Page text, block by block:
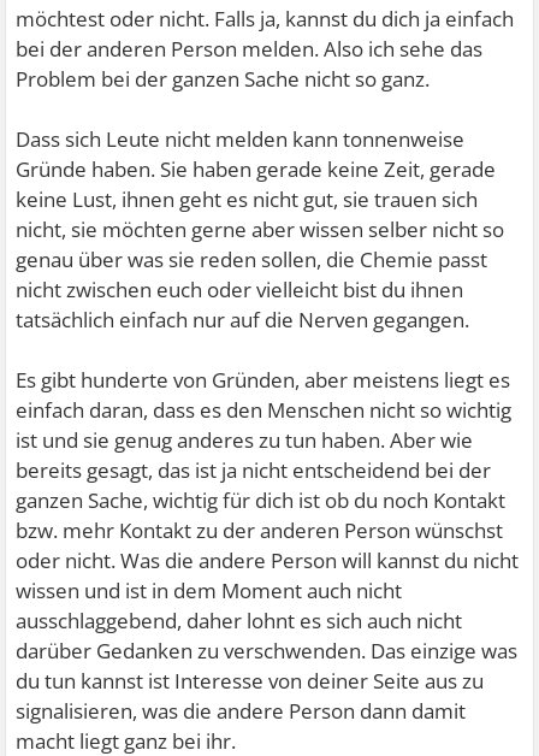
möchtest oder nicht. Falls ja, kannst du dich ja einfach
bei der anderen Person melden. Also ich sehe das
Problem bei der ganzen Sache nicht so ganz.
Dass sich Leute nicht melden kann tonnenweise
Gründe haben. Sie haben gerade keine Zeit, gerade
keine Lust, ihnen geht es nicht gut, sie trauen sich
nicht, sie möchten gerne aber wissen selber nicht so
genau über was sie reden sollen, die Chemie passt
nicht zwischen euch oder vielleicht bist du ihnen
tatsächlich einfach nur auf die Nerven gegangen.
Es gibt hunderte von Gründen, aber meistens liegt es
einfach daran, dass es den Menschen nicht so wichtig
ist und sie genug anderes zu tun haben. Aber wie
bereits gesagt, das ist ja nicht entscheidend bei der
ganzen Sache, wichtig für dich ist ob du noch Kontakt
bzw. mehr Kontakt zu der anderen Person wünschst
oder nicht. Was die andere Person will kannst du nicht
wissen und ist in dem Moment auch nicht
ausschlaggebend, daher lohnt es sich auch nicht
darüber Gedanken zu verschwenden. Das einzige was
du tun kannst ist Interesse von deiner Seite aus zu
signalisieren, was die andere Person dann damit
macht liegt ganz bei ihr.